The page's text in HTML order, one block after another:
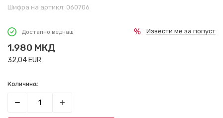
Шифра на артикл: 060706
Достапно веднаш
1.980 МКД
32,04 EUR
Извести ме за попуст
Количина: